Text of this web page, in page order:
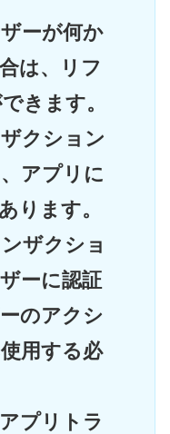
ーが何か
は、リフ
きます。
クション
アプリに
ります。
ザクショ
ーに認証
のアクシ
用する必
プリトラ